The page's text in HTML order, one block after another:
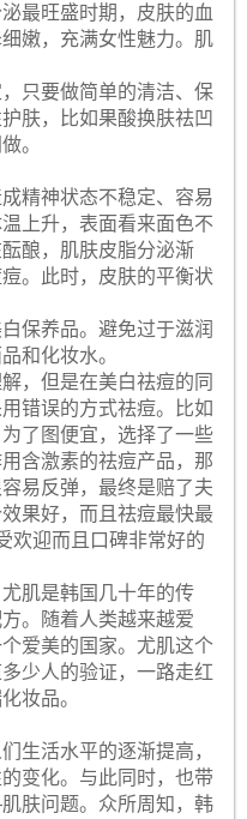
最旺盛时期，皮肤的血
嫩，充满女性魅力。肌
只要做简单的清洁、保
肤，比如果酸换肤祛凹
。
精神状态不稳定、容易
上升，表面看来面色不
酿，肌肤皮脂分泌渐
。此时，皮肤的平衡状
保养品。避免过于滋润
和化妆水。
，但是在美白祛痘的同
错误的方式祛痘。比如
了图便宜，选择了一些
含激素的祛痘产品，那
易反弹，最终是赔了夫
果好，而且祛痘最快最
欢迎而且口碑非常好的
肌是韩国几十年的传
。随着人类越来越爱
爱美的国家。尤肌这个
少人的验证，一路走红
妆品。
生活水平的逐渐提高，
变化。与此同时，也带
肤问题。众所周知，韩